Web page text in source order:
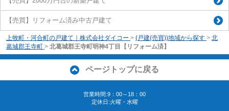
【売買】リフォーム済み中古戸建て
上牧町・河合町の戸建て｜株式会社ダイコー > (戸建(売買))地域から探す > 北
葛城郡王寺町 > 北葛城郡王寺町明神4丁目【リフォーム済】
ページトップに戻る
営業時間:9：00～18：00
定休日:火曜・水曜